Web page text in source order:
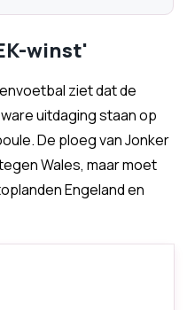
winst'
ziet dat de
uitdaging staan op
De ploeg van Jonker
Wales, maar moet
Engeland en